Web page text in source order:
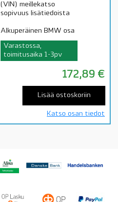
(VIN) meillekatso
sopivuus lisätiedoista
Alkuperäinen BMW osa
Varastossa,
toimitusaika 1-3pv
172,89 €
Lisää ostoskoriin
Katso osan tiedot